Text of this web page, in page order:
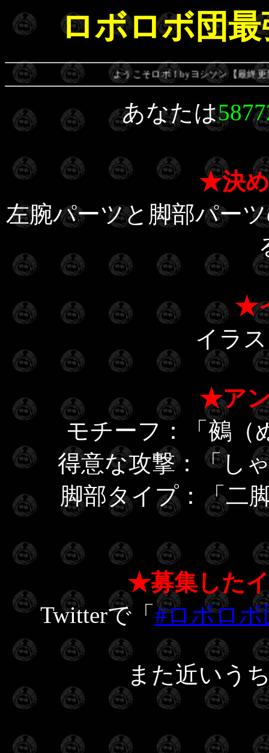
ロボロボ団
ようこそロボ！byヨシソン【最終更新日
あなたは
★決
左腕パーツと脚部パー
★
イラ
★ア
モチーフ：「鵺（
得意な攻撃：「
脚部タイプ：「二
★募集した
Twitterで「 #ロボロボ
また近いう